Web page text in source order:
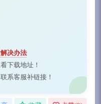
决办法
下载地址！
系客服补链接！